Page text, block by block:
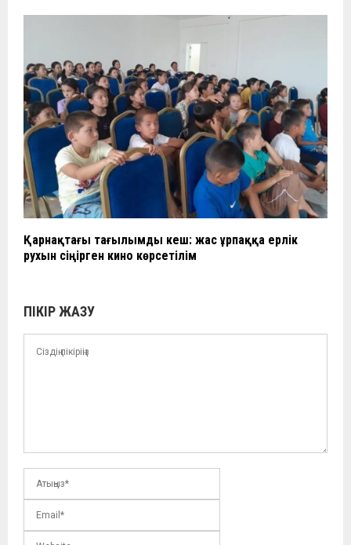
Қарнақтағы тағылымды кеш: жас ұрпаққа ерлік
рухын сіңірген кино көрсетілім
ПІКІР ЖАЗУ